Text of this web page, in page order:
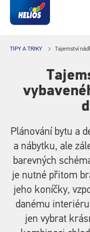
TIPY A TRIKY Tajemství
Plánování bytu a
a nábytku, ale
barevných
je nutné přitom
jeho koníčky,
danému
jen vybrat